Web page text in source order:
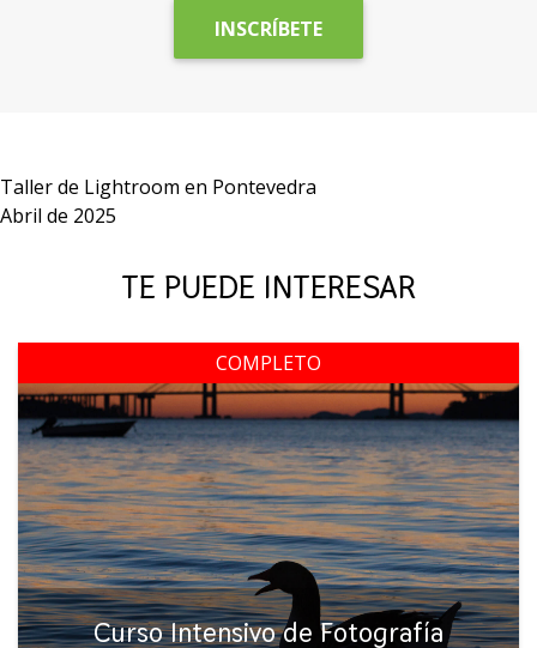
INSCRÍBETE
Taller de Lightroom en Pontevedra
Abril de 2025
TE PUEDE INTERESAR
COMPLETO
Curso Intensivo de Fotografía